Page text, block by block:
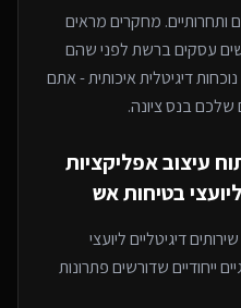
ותחרותיים. מחקרים מראים
עסקים ברשת לפני שהם
דיגיטלית איכותית - אתם
שלכם בנס ציונה.
עיצוב אפליקציות
בטיחות אש
שירותים דיגיטליים ליועצי
ייחודיים שדורשים פתרונות